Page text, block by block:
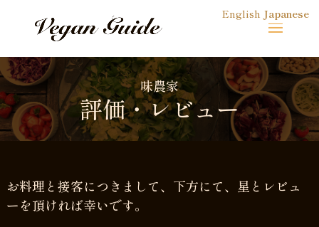
味農家
評価・レビュー
お料理と接客につきまして、下方にて、星とレビュ
ーを頂ければ幸いです。
English Japanese